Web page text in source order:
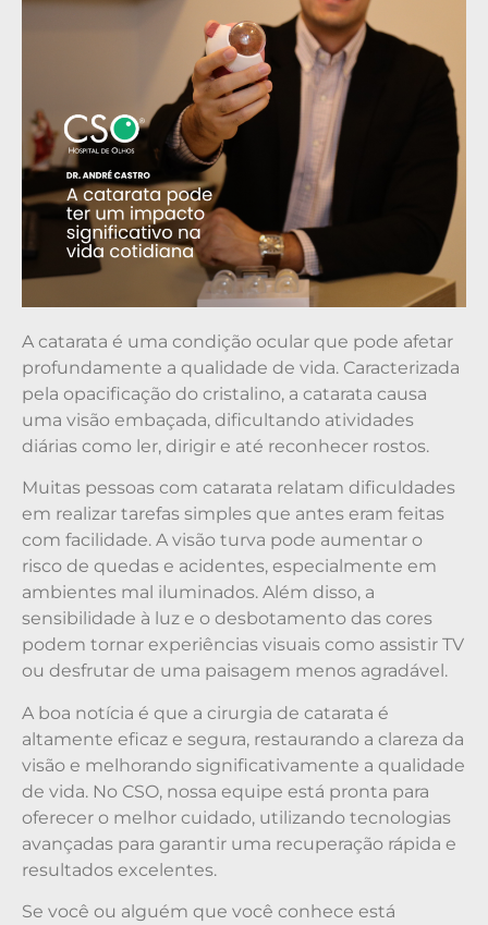
A catarata é uma condição ocular que pode afetar
profundamente a qualidade de vida. Caracterizada
pela opacificação do cristalino, a catarata causa
uma visão embaçada, dificultando atividades
diárias como ler, dirigir e até reconhecer rostos.
Muitas pessoas com catarata relatam dificuldades
em realizar tarefas simples que antes eram feitas
com facilidade. A visão turva pode aumentar o
risco de quedas e acidentes, especialmente em
ambientes mal iluminados. Além disso, a
sensibilidade à luz e o desbotamento das cores
podem tornar experiências visuais como assistir TV
ou desfrutar de uma paisagem menos agradável.
A boa notícia é que a cirurgia de catarata é
altamente eficaz e segura, restaurando a clareza da
visão e melhorando significativamente a qualidade
de vida. No CSO, nossa equipe está pronta para
oferecer o melhor cuidado, utilizando tecnologias
avançadas para garantir uma recuperação rápida e
resultados excelentes.
Se você ou alguém que você conhece está